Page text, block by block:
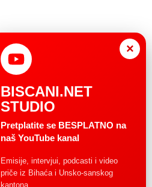
×
BISCANI.NET
STUDIO
Pretplatite se BESPLATNO na
naš YouTube kanal
Emisije, intervjui, podcasti i video
priče iz Bihaća i Unsko-sanskog
kantona.